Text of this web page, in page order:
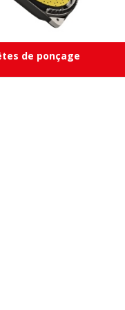
de ponçage